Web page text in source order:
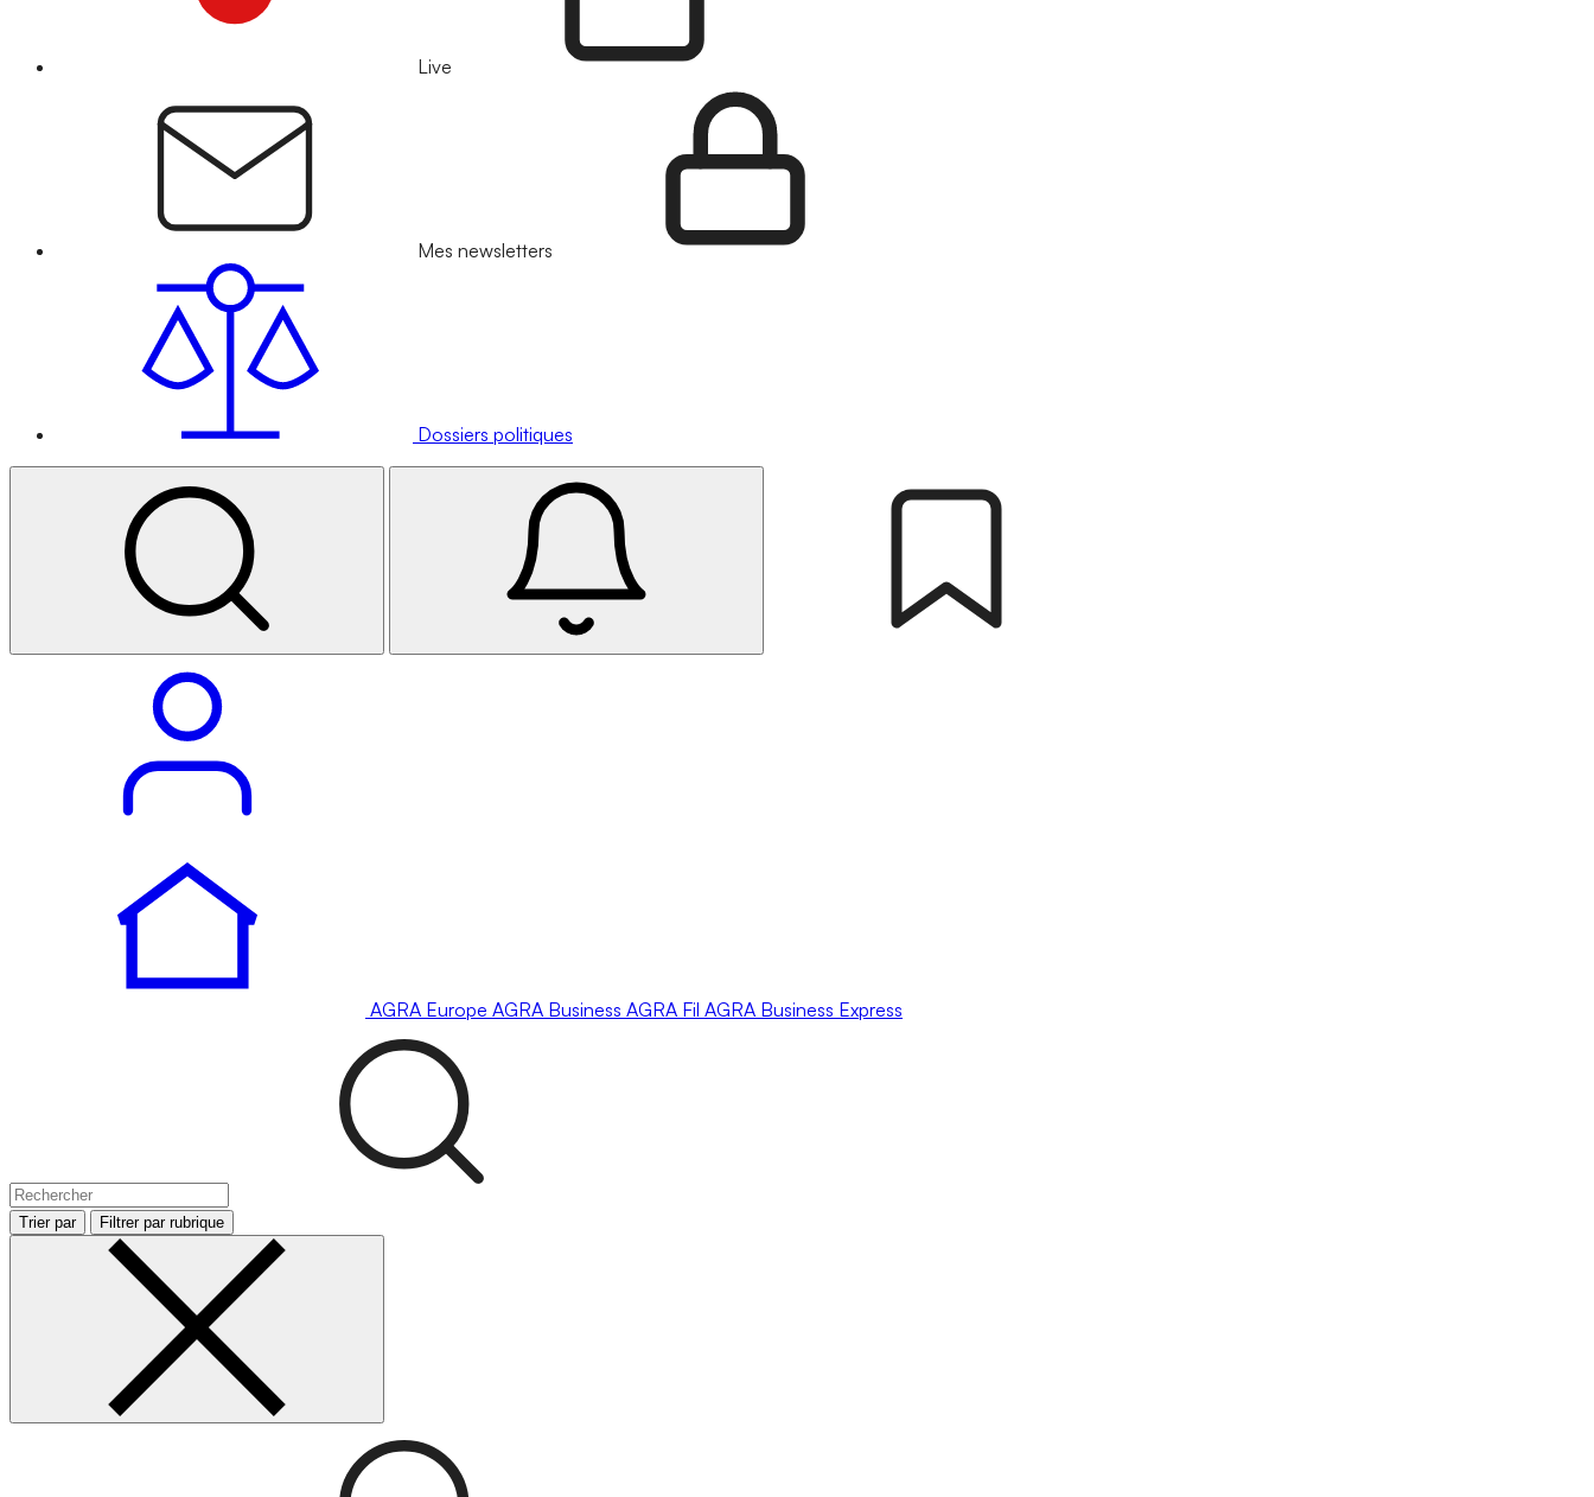
Live
Mes newsletters
Dossiers politiques
AGRA Europe AGRA Business AGRA Fil AGRA Business Express
Trier par Filtrer par rubrique